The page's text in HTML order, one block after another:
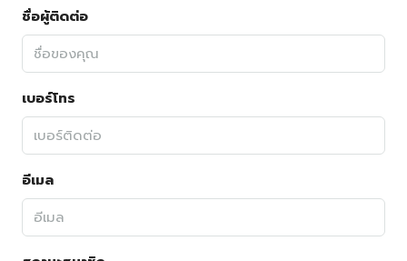
ชื่อผู้ติดต่อ
เบอร์โทร
อีเมล